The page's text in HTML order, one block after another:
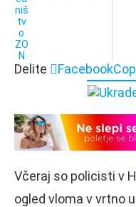
Delite Facebook
Včeraj so policisti v
ogled vloma v vrtno